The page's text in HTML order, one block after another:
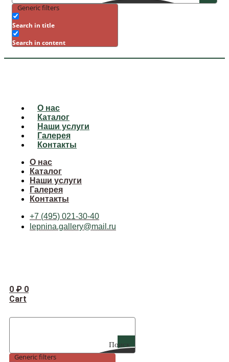
Generic filters
Search in title
Search in content
О нас
Каталог
Наши услуги
Галерея
Контакты
О нас
Каталог
Наши услуги
Галерея
Контакты
+7 (495) 021-30-40
lepnina.gallery@mail.ru
0 ₽ 0
Cart
Поиск
Generic filters